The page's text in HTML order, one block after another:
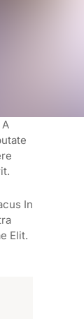
In
Elit.